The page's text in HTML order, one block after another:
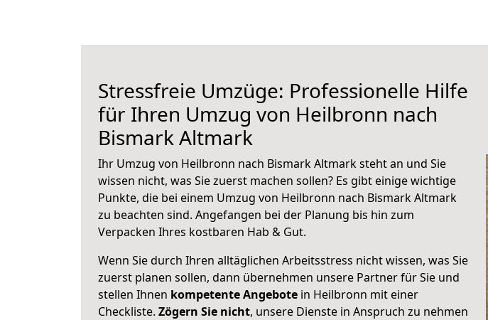
Stressfreie Umzüge: Professionelle Hilfe
für Ihren Umzug von Heilbronn nach
Bismark Altmark
Ihr Umzug von Heilbronn nach Bismark Altmark steht an und Sie
wissen nicht, was Sie zuerst machen sollen? Es gibt einige wichtige
Punkte, die bei einem Umzug von Heilbronn nach Bismark Altmark
zu beachten sind. Angefangen bei der Planung bis hin zum
Verpacken Ihres kostbaren Hab & Gut.
Wenn Sie durch Ihren alltäglichen Arbeitsstress nicht wissen, was Sie
zuerst planen sollen, dann übernehmen unsere Partner für Sie und
stellen Ihnen kompetente Angebote in Heilbronn mit einer
Checkliste. Zögern Sie nicht, unsere Dienste in Anspruch zu nehmen